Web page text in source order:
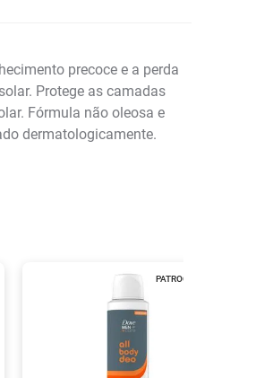
precoce e a perda
Protege as camadas
Fórmula não oleosa e
dermatologicamente.
PATROCINADO